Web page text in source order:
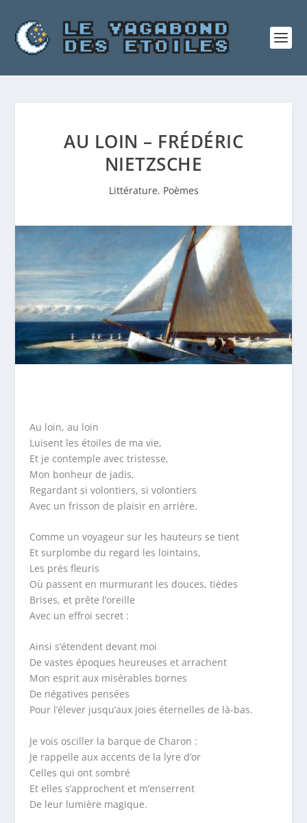
AU LOIN – FRÉDÉRIC
NIETZSCHE
Littérature, Poèmes
Au loin, au loin
Luisent les étoiles de ma vie,
Et je contemple avec tristesse,
Mon bonheur de jadis,
Regardant si volontiers, si volontiers
Avec un frisson de plaisir en arrière.
Comme un voyageur sur les hauteurs se tient
Et surplombe du regard les lointains,
Les prés fleuris
Où passent en murmurant les douces, tièdes
Brises, et prête l’oreille
Avec un effroi secret :
Ainsi s’étendent devant moi
De vastes époques heureuses et arrachent
Mon esprit aux misérables bornes
De négatives pensées
Pour l’élever jusqu’aux joies éternelles de là-bas.
Je vois osciller la barque de Charon :
Je rappelle aux accents de la lyre d’or
Celles qui ont sombré
Et elles s’approchent et m’enserrent
De leur lumière magique.